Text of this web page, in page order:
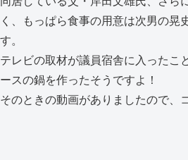
く、もっぱら食事の用意は次男の晃
す。
テレビの取材が議員宿舎に入ったこ
ースの鍋を作ったそうですよ！
そのときの動画がありましたので、